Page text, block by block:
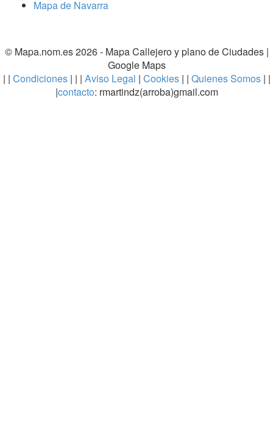
Mapa de Navarra
© Mapa.nom.es 2026 - Mapa Callejero y plano de Ciudades|
Google Maps
| | Condiciones| | | Aviso Legal | Cookies | | Quienes Somos | |
|contacto: rmartindz(arroba)gmail.com